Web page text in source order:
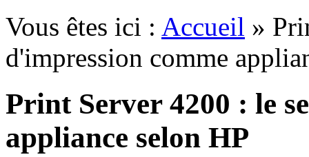
Vous êtes ici : Accueil »
d'impression comme
Print Server 4200 : le
appliance selon HP